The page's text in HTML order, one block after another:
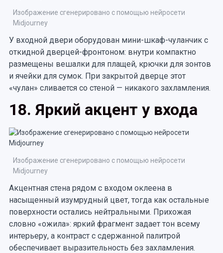
Изображение сгенерировано с помощью нейросети
Midjourney
У входной двери оборудован мини-шкаф-чуланчик с
откидной дверцей-фронтоном: внутри компактно
размещены вешалки для плащей, крючки для зонтов
и ячейки для сумок. При закрытой дверце этот
«чулан» сливается со стеной — никакого захламления.
18. Яркий акцент у входа
Изображение сгенерировано с помощью нейросети
Midjourney
Акцентная стена рядом с входом оклеена в
насыщенный изумрудный цвет, тогда как остальные
поверхности остались нейтральными. Прихожая
словно «ожила»: яркий фрагмент задает тон всему
интерьеру, а контраст с сдержанной палитрой
обеспечивает выразительность без захламления.